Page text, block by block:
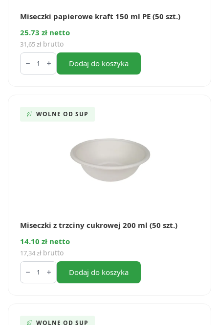
Miseczki papierowe kraft 150 ml PE (50 szt.)
25.73 zł netto
31,65zł brutto
ilość
Miseczki
papierowe
(50
szt.)
Dodaj do koszyka
WOLNE OD SUP
Miseczki z trzciny cukrowej 200 ml (50 szt.)
14.10 zł netto
17,34zł brutto
ilość
Miseczki
z
(50
Dodaj do koszyka
WOLNE OD SUP